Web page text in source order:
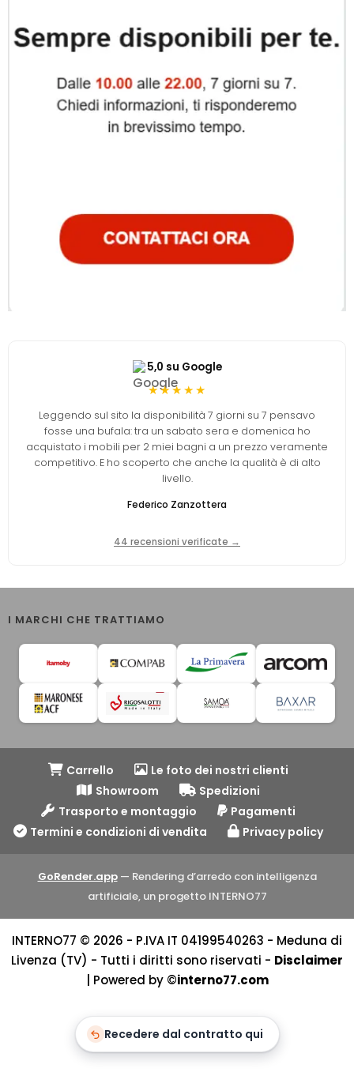
5,0 su Google
★★★★★
Leggendo sul sito la disponibilità 7 giorni su 7 pensavo
fosse una bufala: tra un sabato sera e domenica ho
acquistato i mobili per 2 miei bagni a un prezzo veramente
competitivo. E ho scoperto che anche la qualità è di alto
livello.
Federico Zanzottera
44 recensioni verificate →
I MARCHI CHE TRATTIAMO
Carrello
Le foto dei nostri clienti
Showroom
Spedizioni
Trasporto e montaggio
Pagamenti
Termini e condizioni di vendita
Privacy policy
GoRender.app— Rendering d’arredo con intelligenza
artificiale, un progetto INTERNO77
INTERNO77 © 2026 - P.IVA IT 04199540263 - Meduna di
Livenza (TV) - Tutti i diritti sono riservati - Disclaimer
| Powered by ©interno77.com
Recedere dal contratto qui